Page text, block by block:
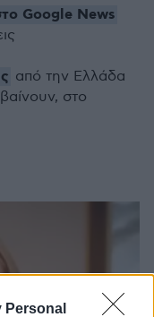
Personal
Google News
από την Ελλάδα
στο